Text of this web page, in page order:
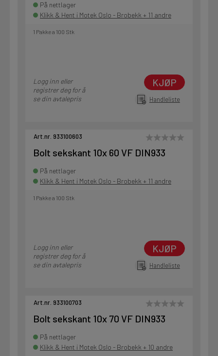
På nettlager
Klikk & Hent i Motek Oslo - Brobekk + 11 andre
1 Pakke a 100 Stk
Logg inn eller
registrer deg for å
se din avtalepris
KJØP
Handleliste
Art.nr. 933100603
Bolt sekskant 10x 60 VF DIN933
På nettlager
Klikk & Hent i Motek Oslo - Brobekk + 11 andre
1 Pakke a 100 Stk
Logg inn eller
registrer deg for å
se din avtalepris
KJØP
Handleliste
Art.nr. 933100703
Bolt sekskant 10x 70 VF DIN933
På nettlager
Klikk & Hent i Motek Oslo - Brobekk + 10 andre